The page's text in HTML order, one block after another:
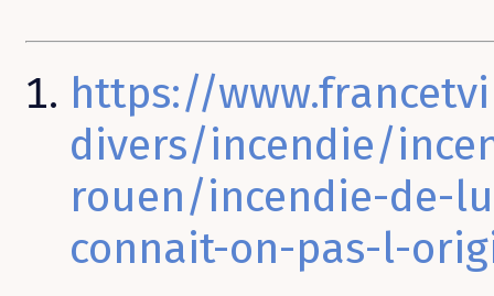
https://
divers/incendie/
rouen/incendie-de-
connait-on-pas-l-